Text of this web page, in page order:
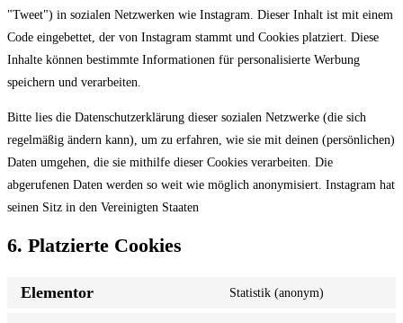
"Tweet") in sozialen Netzwerken wie Instagram. Dieser Inhalt ist mit einem
Code eingebettet, der von Instagram stammt und Cookies platziert. Diese
Inhalte können bestimmte Informationen für personalisierte Werbung
speichern und verarbeiten.
Bitte lies die Datenschutzerklärung dieser sozialen Netzwerke (die sich
regelmäßig ändern kann), um zu erfahren, wie sie mit deinen (persönlichen)
Daten umgehen, die sie mithilfe dieser Cookies verarbeiten. Die
abgerufenen Daten werden so weit wie möglich anonymisiert. Instagram hat
seinen Sitz in den Vereinigten Staaten
6. Platzierte Cookies
Elementor Statistik (anonym)